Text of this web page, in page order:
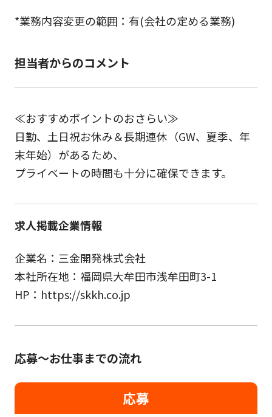
*業務内容変更の範囲：有(会社の定める業務)
担当者からのコメント
≪おすすめポイントのおさらい≫
日勤、土日祝お休み＆長期連休（GW、夏季、年
末年始）があるため、
プライベートの時間も十分に確保できます。
求人掲載企業情報
企業名：三金開発株式会社
本社所在地：福岡県大牟田市浅牟田町3-1
HP：https://skkh.co.jp
応募～お仕事までの流れ
応募